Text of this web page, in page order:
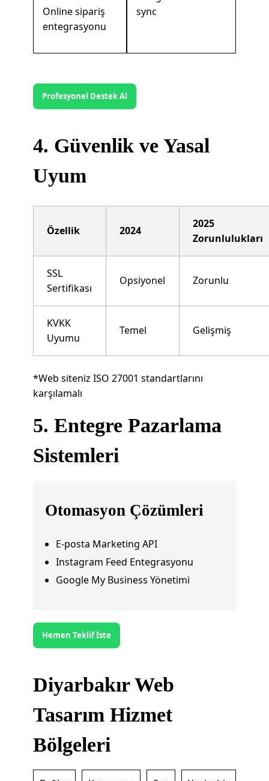
Online sipariş
entegrasyonu
sync
Profesyonel Destek Al
4. Güvenlik ve Yasal
Uyum
Özellik 2024
2025
Zorunlulukları
SSL
Sertifikası
Opsiyonel Zorunlu
KVKK
Uyumu
Temel Gelişmiş
*Web siteniz ISO 27001 standartlarını
karşılamalı
5. Entegre Pazarlama
Sistemleri
Otomasyon Çözümleri
E-posta Marketing API
Instagram Feed Entegrasyonu
Google My Business Yönetimi
Hemen Teklif İste
Diyarbakır Web
Tasarım Hizmet
Bölgeleri